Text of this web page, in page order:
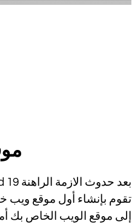
تقوم بإنشاء أول موقع ويب
إلى موقع الويب الخاص بك